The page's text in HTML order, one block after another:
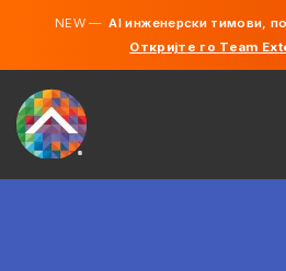
NEW —AI инженерски тимови,
Откријте го Team